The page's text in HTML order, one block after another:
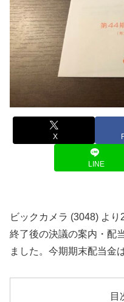
X
LINE
ビックカメラ (3048) よ
終了後の決議の案内・配
ました。今期期末配当金
目